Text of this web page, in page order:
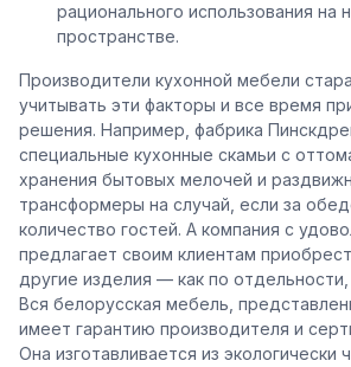
рационального использования на
пространстве.
Производители кухонной мебели
учитывать эти факторы и все время
решения. Например, фабрика
специальные кухонные скамьи с
хранения бытовых мелочей и
трансформеры на случай, если за
количество гостей. А компания с
предлагает своим клиентам
другие изделия — как по отдельности,
Вся белорусская мебель,
имеет гарантию производителя и
Она изготавливается из экологически